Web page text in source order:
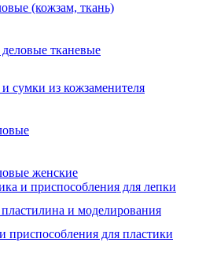
(кожзам, ткань)
тканевые
сумки из кожзаменителя
женские
и приспособления для лепки
и моделирования
приспособления для пластики